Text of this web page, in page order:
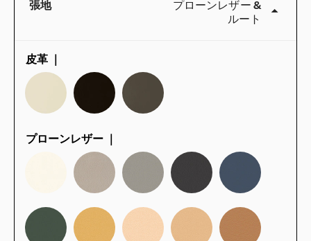
QuickShip：国内在庫品
張地 プローンレザー&
ルート
皮革 ｜
プローンレザー ｜